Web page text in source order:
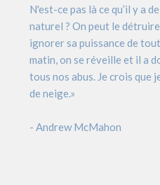
N'est-ce pas là ce qu’il y a
naturel ? On peut le
ignorer sa puissance de
matin, on se réveille et il a
tous nos abus. Je crois que
de neige.»
- Andrew McMahon